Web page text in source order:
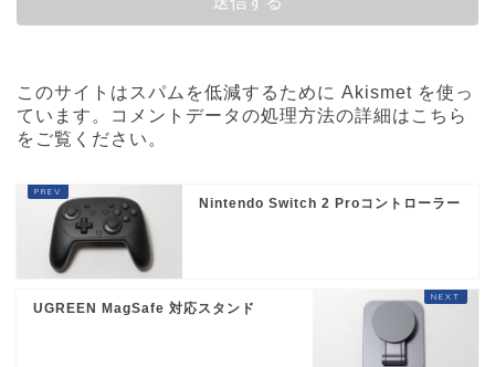
このサイトはスパムを低減するために Akismet を使っ
ています。
コメントデータの処理方法の詳細はこちら
をご覧ください 。
Nintendo Switch 2 Proコントローラー
UGREEN MagSafe 対応スタンド